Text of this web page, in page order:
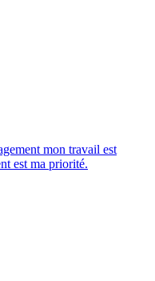
mon travail est
est ma priorité.